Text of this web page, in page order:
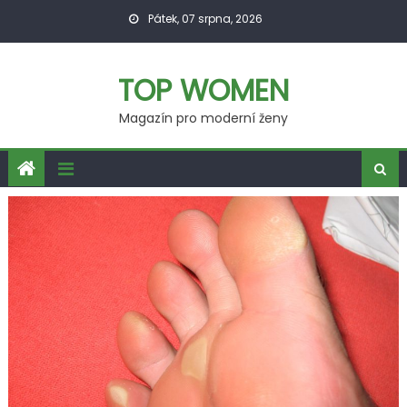
Pátek, 07 srpna, 2026
TOP WOMEN
Magazín pro moderní ženy